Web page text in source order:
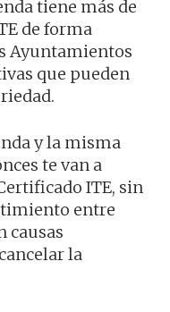
tiene más de
de forma
Ayuntamientos
que pueden
y la misma
te van a
ITE, sin
entre
causas
la